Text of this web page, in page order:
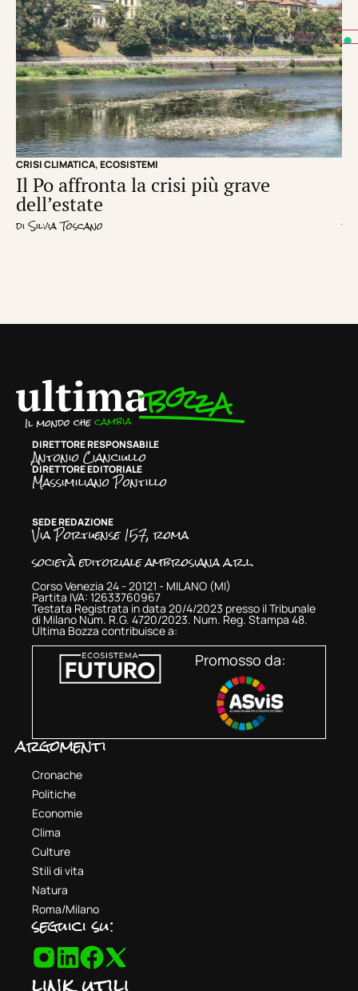
CRISI CLIMATICA,ECOSISTEMI
Il Po affronta la crisi più grave
dell’estate
diSilvia Toscano
DIRETTORE RESPONSABILE
Antonio Cianciullo
DIRETTORE EDITORIALE
Massimiliano Pontillo
SEDE REDAZIONE
Via Portuense 157, roma
società editoriale ambrosiana a.r.l.
Corso Venezia 24 - 20121 - MILANO (MI)
Partita IVA: 12633760967
Testata Registrata in data 20/4/2023 presso il Tribunale
di Milano Num. R.G. 4720/2023. Num. Reg. Stampa 48.
Ultima Bozza contribuisce a:
Promosso da:
argomenti
Cronache
Politiche
Economie
Clima
Culture
Stili di vita
Natura
Roma/Milano
seguici su: